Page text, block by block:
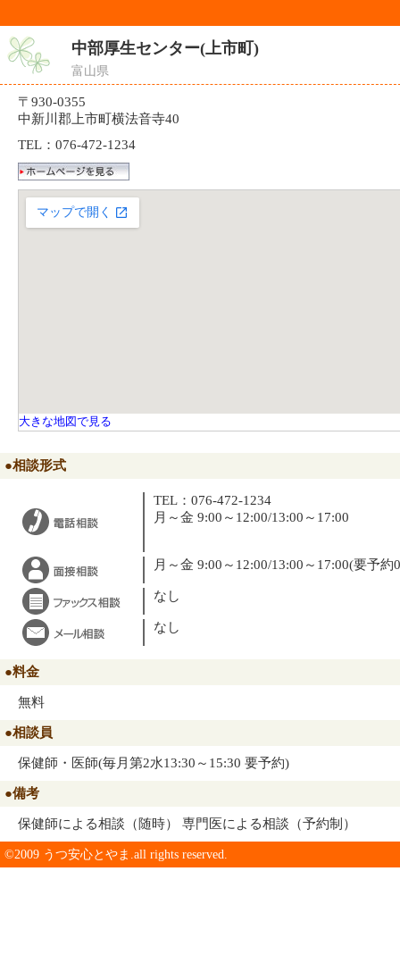
中部厚生センター(上市町)
富山県
〒930-0355
中新川郡上市町横法音寺40
TEL：076-472-1234
大きな地図で見る
●相談形式
TEL：076-472-1234
月～金 9:00～12:00/13:00～17:00
月～金 9:00～12:00/13:00～17:00(要予約
なし
なし
●料金
無料
●相談員
保健師・医師(毎月第2水13:30～15:30 要予約)
●備考
保健師による相談（随時） 専門医による相談（予約制）
©2009 うつ安心とやま.all rights reserved.